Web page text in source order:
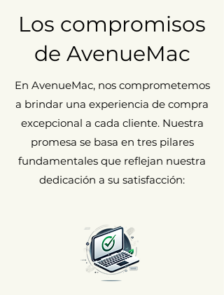
Los compromisos
de AvenueMac
En AvenueMac, nos comprometemos
a brindar una experiencia de compra
excepcional a cada cliente. Nuestra
promesa se basa en tres pilares
fundamentales que reflejan nuestra
dedicación a su satisfacción: